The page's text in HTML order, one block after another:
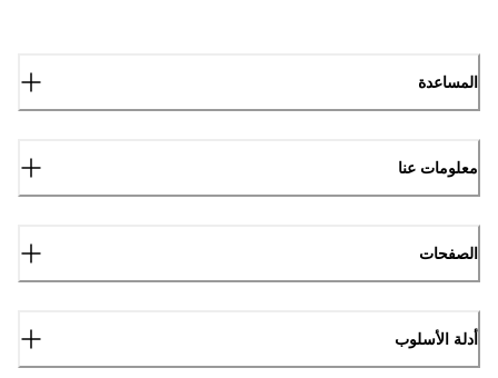
المساعدة
معلومات عنا
الصفحات
أدلة الأسلوب